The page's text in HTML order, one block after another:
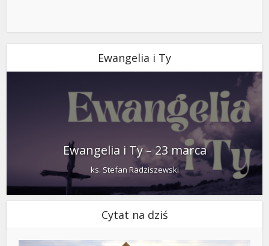
Ewangelia i Ty
Ewangelia i Ty – 23 marca
ks. Stefan Radziszewski
Cytat na dziś